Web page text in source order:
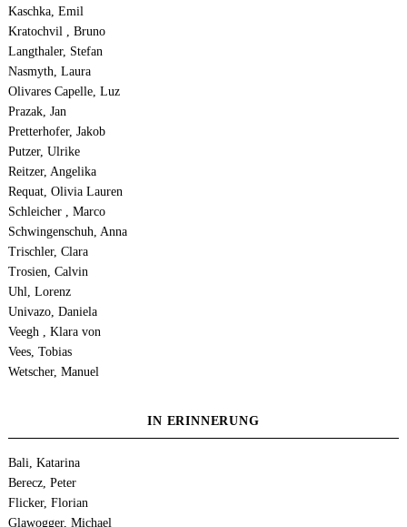
Kaschka, Emil
Kratochvil , Bruno
Langthaler, Stefan
Nasmyth, Laura
Olivares Capelle, Luz
Prazak, Jan
Pretterhofer, Jakob
Putzer, Ulrike
Reitzer, Angelika
Requat, Olivia Lauren
Schleicher , Marco
Schwingenschuh, Anna
Trischler, Clara
Trosien, Calvin
Uhl, Lorenz
Univazo, Daniela
Veegh , Klara von
Vees, Tobias
Wetscher, Manuel
IN ERINNERUNG
Bali, Katarina
Berecz, Peter
Flicker, Florian
Glawogger, Michael